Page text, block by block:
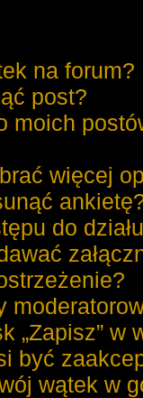
na forum?
post?
moich
więcej
do
„Zapisz”
być
wątek w